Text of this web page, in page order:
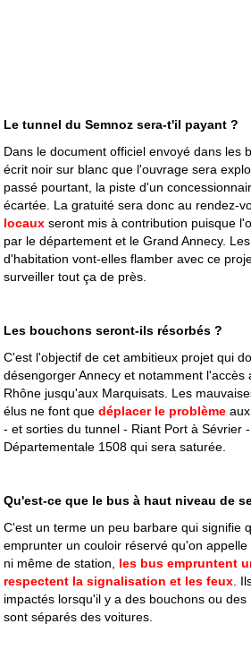
Le tunnel du Semnoz sera-t'il payant ?
Dans le document officiel envoyé dans les
écrit noir sur blanc que l'ouvrage sera
passé pourtant, la piste d'un
écartée. La gratuité sera donc au rendez-
locaux seront mis à contribution puisque
par le département et le Grand Annecy.
d'habitation vont-elles flamber avec ce
surveiller tout ça de près.
Les bouchons seront-ils résorbés ?
C'est l'objectif de cet ambitieux projet qui
désengorger Annecy et notamment l'accès
Rhône jusqu'aux Marquisats. Les
élus ne font quedéplacer le problème
- et sorties du tunnel - Riant Port à Sévrier
Départementale 1508 qui sera saturée.
Qu'est-ce que le bus à haut niveau de
C'est un terme un peu barbare qui signifie
emprunter un couloir réservé qu'on
ni même de station, les bus empruntent
respectent la signalisation et les feux.
impactés lorsqu'il y a des bouchons ou
sont séparés des voitures.